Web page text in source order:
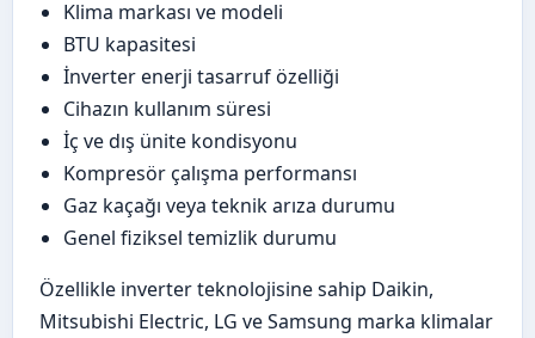
Klima markası ve modeli
BTU kapasitesi
İnverter enerji tasarruf özelliği
Cihazın kullanım süresi
İç ve dış ünite kondisyonu
Kompresör çalışma performansı
Gaz kaçağı veya teknik arıza durumu
Genel fiziksel temizlik durumu
Özellikle inverter teknolojisine sahip Daikin,
Mitsubishi Electric, LG ve Samsung marka klimalar